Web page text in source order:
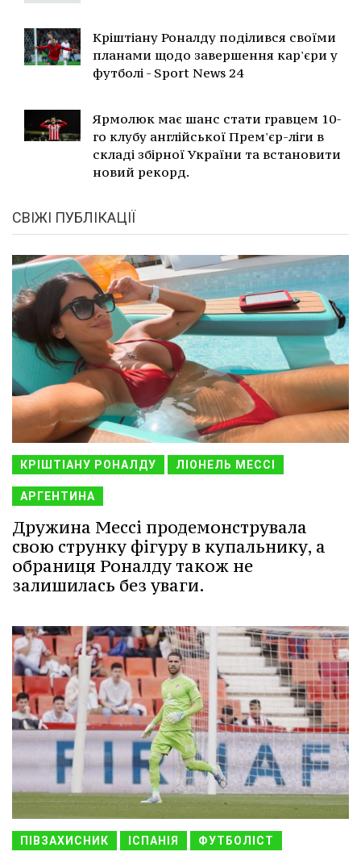
Кріштіану Роналду поділився своїми
планами щодо завершення кар'єри у
футболі - Sport News 24
Ярмолюк має шанс стати гравцем 10-
го клубу англійської Прем'єр-ліги в
складі збірної України та встановити
новий рекорд.
СВІЖІ ПУБЛІКАЦІЇ
КРІШТІАНУ РОНАЛДУ ЛІОНЕЛЬ МЕССІ
АРГЕНТИНА
Дружина Мессі продемонструвала
свою струнку фігуру в купальнику, а
обраниця Роналду також не
залишилась без уваги.
ПІВЗАХИСНИК ІСПАНІЯ ФУТБОЛІСТ